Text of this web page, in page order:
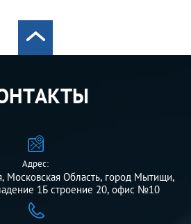
Адрес:
Московская Область, город Мытищи,
1Б строение 20, офис №10